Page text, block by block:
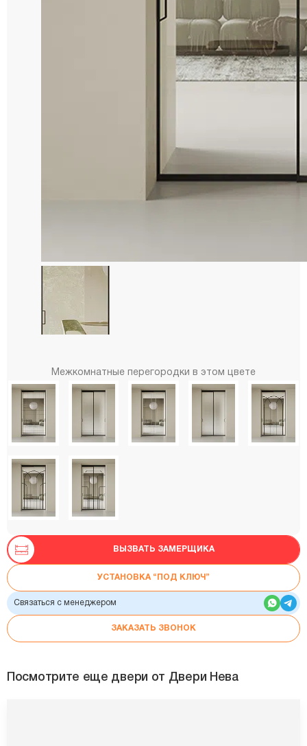
Межкомнатные перегородки в этом цвете
ВЫЗВАТЬ ЗАМЕРЩИКА
УСТАНОВКА “ПОД КЛЮЧ”
Связаться с менеджером
ЗАКАЗАТЬ ЗВОНОК
Посмотрите еще двери от Двери Нева